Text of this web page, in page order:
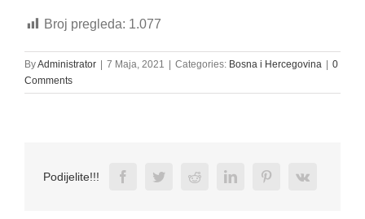
Broj pregleda: 1.077
ByAdministrator | 7 Maja, 2021 | Categories: Bosna i Hercegovina | 0
Comments
Podijelite!!! FacebookTwitterRedditLinkedInPinterestVk